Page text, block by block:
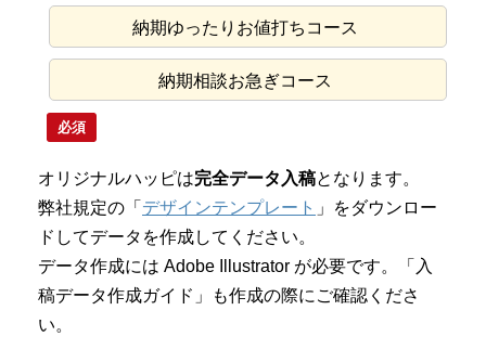
納期ゆったりお値打ちコース
納期相談お急ぎコース
必須
オリジナルハッピは完全データ入稿となります。
弊社規定の「 デザインテンプレート 」をダウンロー
ドしてデータを作成してください。
データ作成には Adobe Illustrator が必要です。「入
稿データ作成ガイド」も作成の際にご確認くださ
い。